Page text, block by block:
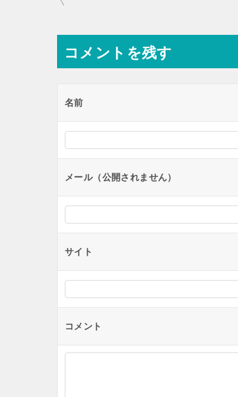
ナ
ビ
ー
ョ
ン
コメントを残す
名前
メール（公開されません）
サイト
コメント